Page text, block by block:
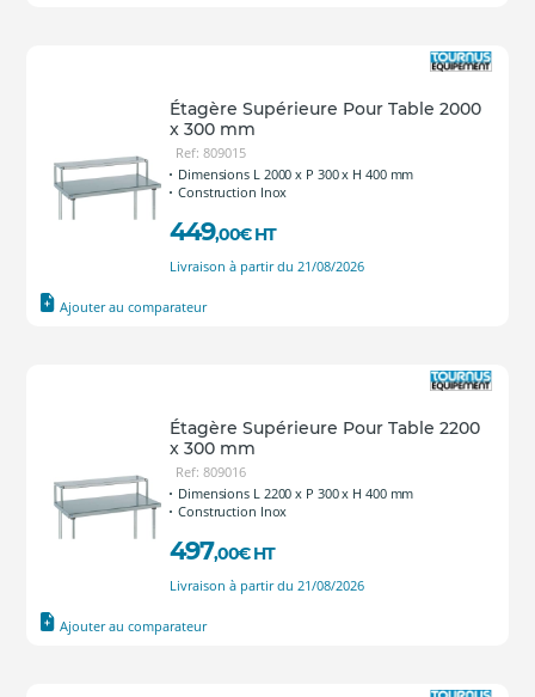
Étagère Supérieure Pour Table 2000
x 300 mm
Ref: 809015
Dimensions L 2000 x P 300 x H 400 mm
Construction Inox
449,00€ HT
Livraison à partir du 21/08/2026
Ajouter au comparateur
Étagère Supérieure Pour Table 2200
x 300 mm
Ref: 809016
Dimensions L 2200 x P 300 x H 400 mm
Construction Inox
497,00€ HT
Livraison à partir du 21/08/2026
Ajouter au comparateur